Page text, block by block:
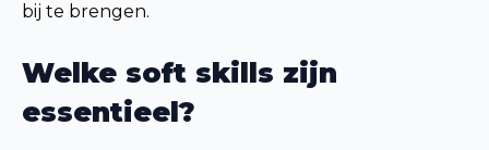
bij te brengen.
Welke soft skills zijn
essentieel?